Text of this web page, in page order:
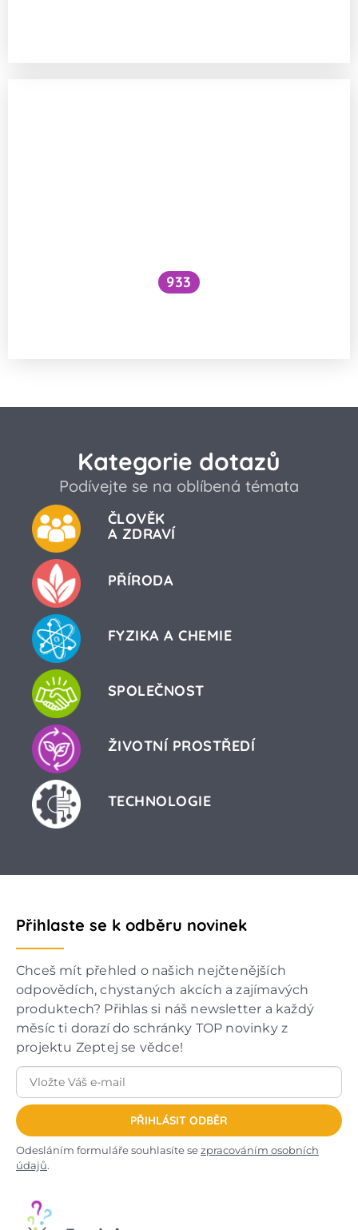
933
Kategorie dotazů
Podívejte se na oblíbená témata
ČLOVĚK
A ZDRAVÍ
PŘÍRODA
FYZIKA A CHEMIE
SPOLEČNOST
ŽIVOTNÍ PROSTŘEDÍ
TECHNOLOGIE
Přihlaste se k odběru novinek
Chceš mít přehled o našich nejčtenějších
odpovědích, chystaných akcích a zajímavých
produktech? Přihlas si náš newsletter a každý
měsíc ti dorazí do schránky TOP novinky z
projektu Zeptej se vědce!
PŘIHLÁSIT ODBĚR
Odesláním formuláře souhlasíte sezpracováním osobních
údajů.